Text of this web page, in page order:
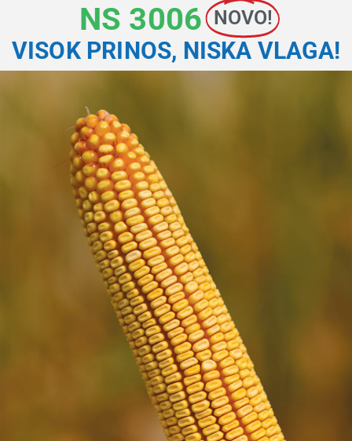
NS 3006 NOVO!
VISOK PRINOS, NISKA VLAGA!